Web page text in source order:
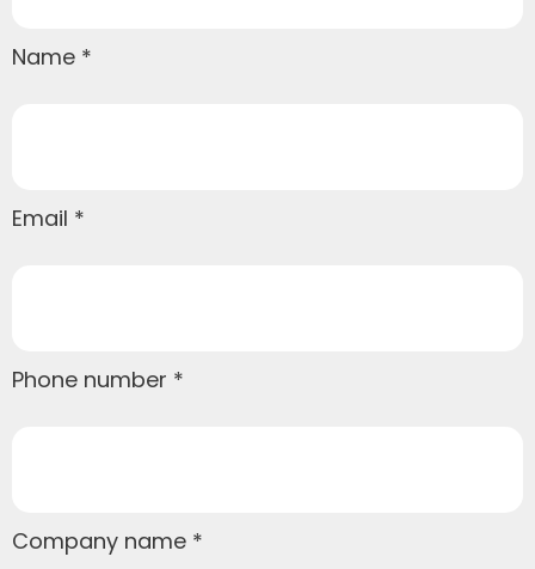
Name
Email
Phone number
Company name